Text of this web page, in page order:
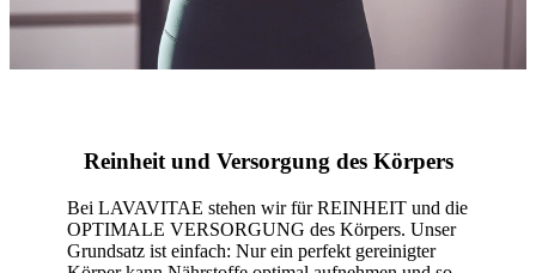
Reinheit und Versorgung des Körpers
Bei LAVAVITAE stehen wir für REINHEIT und die
OPTIMALE VERSORGUNG des Körpers. Unser
Grundsatz ist einfach: Nur ein perfekt gereinigter